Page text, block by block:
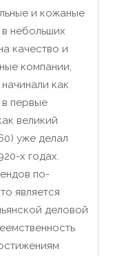
и кожаные
небольших
качество и
компании,
как
первые
великий
уже делал
х годах.
по-
является
деловой